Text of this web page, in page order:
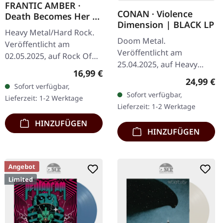
FRANTIC AMBER ·
Death Becomes Her |
CD
Heavy Metal/Hard Rock.
Veröffentlicht am
02.05.2025, auf Rock Of
Angels Records. CD im
Jewelcase. Frantic Amber
liefert mit "Death
Becomes Her" einen…
Regulärer Preis:
16,99 €
Sofort verfügbar,
Lieferzeit: 1-2 Werktage
HINZUFÜGEN
CONAN · Violence
Dimension | BLACK LP
Doom Metal.
Veröffentlicht am
25.04.2025, auf Heavy
Psych Sounds Records.
"Violence Dimension" von
Conan ist ein gewaltiger
Brocken…
24,99 €
Sofort verfügbar,
Lieferzeit: 1-2 Werktage
HINZUFÜGEN
Angebot
Limited